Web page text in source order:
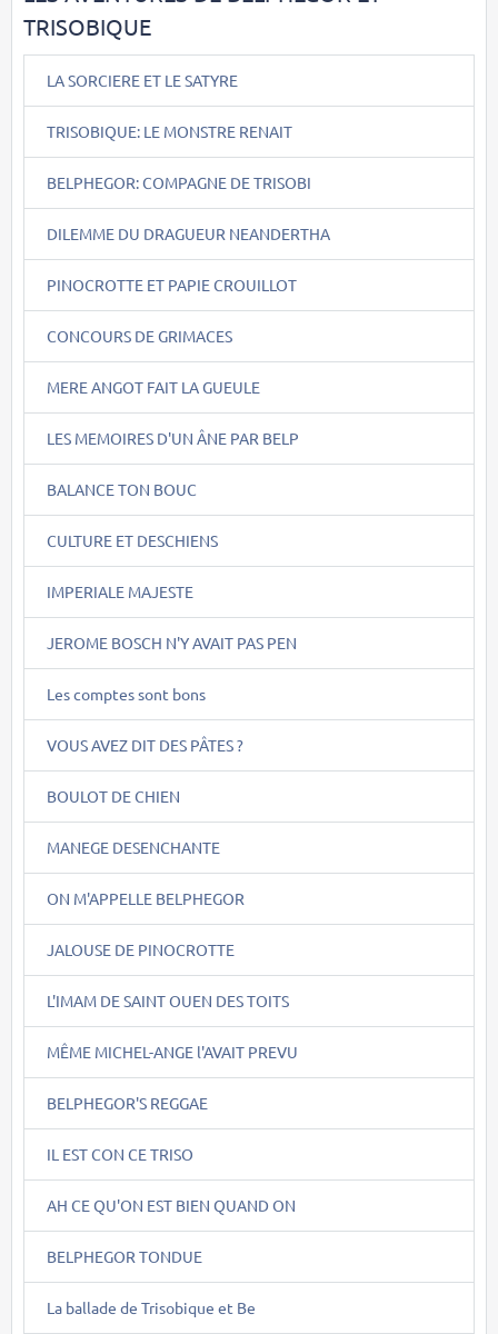
TRISOBIQUE
LA SORCIERE ET LE SATYRE
TRISOBIQUE: LE MONSTRE RENAIT
BELPHEGOR: COMPAGNE DE TRISOBI
DILEMME DU DRAGUEUR NEANDERTHA
PINOCROTTE ET PAPIE CROUILLOT
CONCOURS DE GRIMACES
MERE ANGOT FAIT LA GUEULE
LES MEMOIRES D'UN ÂNE PAR BELP
BALANCE TON BOUC
CULTURE ET DESCHIENS
IMPERIALE MAJESTE
JEROME BOSCH N'Y AVAIT PAS PEN
Les comptes sont bons
VOUS AVEZ DIT DES PÂTES ?
BOULOT DE CHIEN
MANEGE DESENCHANTE
ON M'APPELLE BELPHEGOR
JALOUSE DE PINOCROTTE
L'IMAM DE SAINT OUEN DES TOITS
MÊME MICHEL-ANGE l'AVAIT PREVU
BELPHEGOR'S REGGAE
IL EST CON CE TRISO
AH CE QU'ON EST BIEN QUAND ON
BELPHEGOR TONDUE
La ballade de Trisobique et Be